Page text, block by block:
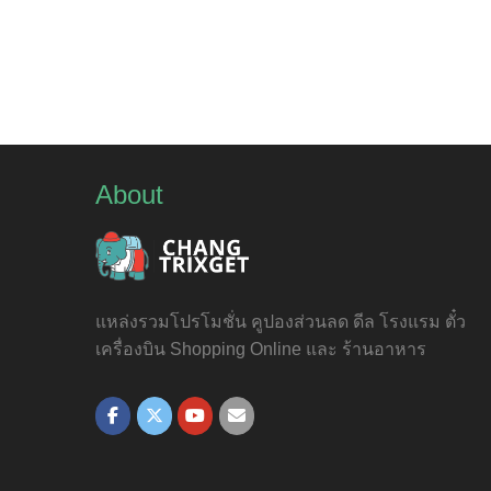
About
แหล่งรวมโปรโมชั่น คูปองส่วนลด ดีล โรงแรม ตั๋ว
เครื่องบิน Shopping Online และ ร้านอาหาร